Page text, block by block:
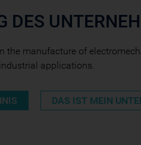
DES
the manufacture of
applications.
DAS IST MEIN